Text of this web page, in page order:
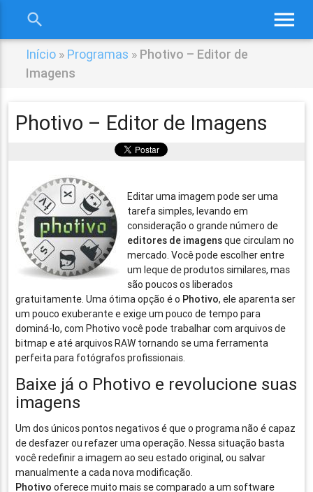
menu
search
Início » Programas » Photivo – Editor de
Imagens
Photivo – Editor de Imagens
Editar uma imagem pode ser uma
tarefa simples, levando em
consideração o grande número de
editores de imagensque circulam no
mercado. Você pode escolher entre
um leque de produtos similares, mas
são poucos os liberados
gratuitamente. Uma ótima opção é o Photivo, ele aparenta ser
um pouco exuberante e exige um pouco de tempo para
dominá-lo, com Photivo você pode trabalhar com arquivos de
bitmap e até arquivos RAW tornando se uma ferramenta
perfeita para fotógrafos profissionais.
Baixe já o Photivo e revolucione suas
imagens
Um dos únicos pontos negativos é que o programa não é capaz
de desfazer ou refazer uma operação. Nessa situação basta
você redefinir a imagem ao seu estado original, ou salvar
manualmente a cada nova modificação.
Photivo oferece muito mais se comparado a um software